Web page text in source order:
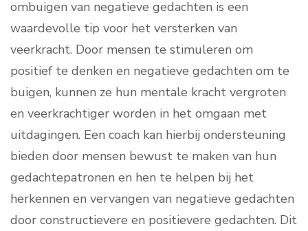
ombuigen van negatieve gedachten is een
waardevolle tip voor het versterken van
veerkracht. Door mensen te stimuleren om
positief te denken en negatieve gedachten om te
buigen, kunnen ze hun mentale kracht vergroten
en veerkrachtiger worden in het omgaan met
uitdagingen. Een coach kan hierbij ondersteuning
bieden door mensen bewust te maken van hun
gedachtepatronen en hen te helpen bij het
herkennen en vervangen van negatieve gedachten
door constructievere en positievere gedachten. Dit